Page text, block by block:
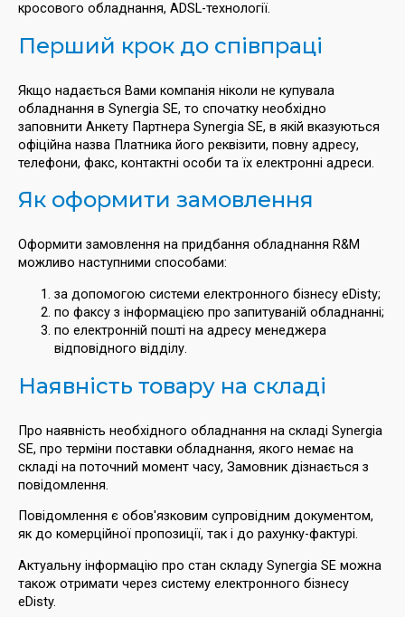
кросового обладнання, ADSL-технології.
Перший крок до співпраці
Якщо надається Вами компанія ніколи не купувала
обладнання в Synergia SE, то спочатку необхідно
заповнити Анкету Партнера Synergia SE, в якій вказуються
офіційна назва Платника його реквізити, повну адресу,
телефони, факс, контактні особи та їх електронні адреси.
Як оформити замовлення
Оформити замовлення на придбання обладнання R&M
можливо наступними способами:
за допомогою системи електронного бізнесу eDisty;
по факсу з інформацією про запитуваній обладнанні;
по електронній пошті на адресу менеджера
відповідного відділу.
Наявність товару на складі
Про наявність необхідного обладнання на складі Synergia
SE, про терміни поставки обладнання, якого немає на
складі на поточний момент часу, Замовник дізнається з
повідомлення.
Повідомлення є обов'язковим супровідним документом,
як до комерційної пропозиції, так і до рахунку-фактурі.
Актуальну інформацію про стан складу Synergia SE можна
також отримати через систему електронного бізнесу
eDisty.